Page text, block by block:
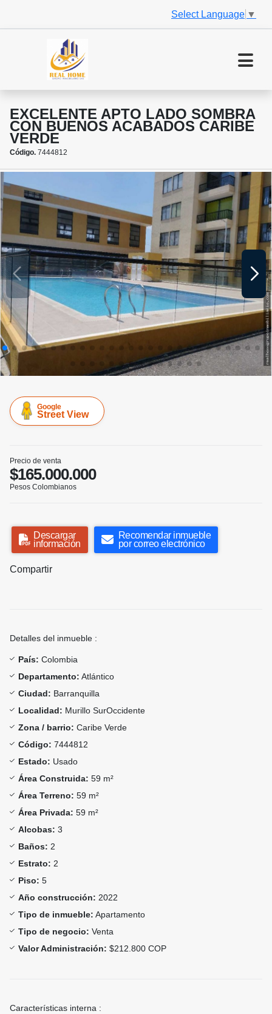
Select Language ▼
EXCELENTE APTO LADO SOMBRA
CON BUENOS ACABADOS CARIBE
VERDE
Código. 7444812
Google
Street View
Precio de venta
$165.000.000
Pesos Colombianos
Descargar
información
Recomendar inmueble
por correo electrónico
Compartir
Detalles del inmueble :
País: Colombia
Departamento: Atlántico
Ciudad: Barranquilla
Localidad: Murillo SurOccidente
Zona / barrio: Caribe Verde
Código: 7444812
Estado: Usado
Área Construida: 59 m²
Área Terreno: 59 m²
Área Privada: 59 m²
Alcobas: 3
Baños: 2
Estrato: 2
Piso: 5
Año construcción: 2022
Tipo de inmueble: Apartamento
Tipo de negocio: Venta
Valor Administración: $212.800 COP
Características interna :